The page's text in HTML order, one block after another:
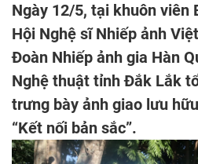
Ngày 12/5, tại khuôn viên
Hội Nghệ sĩ Nhiếp ảnh
Đoàn Nhiếp ảnh gia Hàn
Nghệ thuật tỉnh Đắk Lắk
trưng bày ảnh giao lưu
“Kết nối bản sắc”.